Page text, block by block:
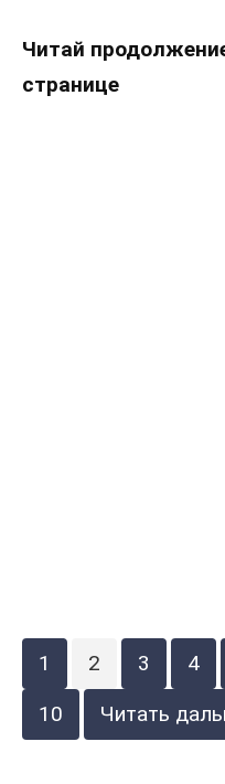
Читай
странице
1 2 3 4
10
Читать